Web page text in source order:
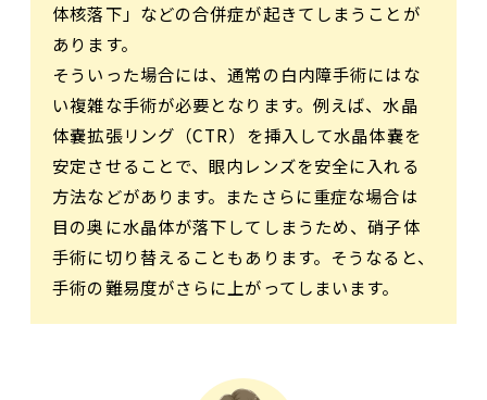
体核落下」などの合併症が起きてしまうことが
あります。
そういった場合には、通常の白内障手術にはな
い複雑な手術が必要となります。例えば、水晶
体嚢拡張リング（CTR）を挿入して水晶体嚢を
安定させることで、眼内レンズを安全に入れる
方法などがあります。またさらに重症な場合は
目の奥に水晶体が落下してしまうため、硝子体
手術に切り替えることもあります。そうなると、
手術の難易度がさらに上がってしまいます。